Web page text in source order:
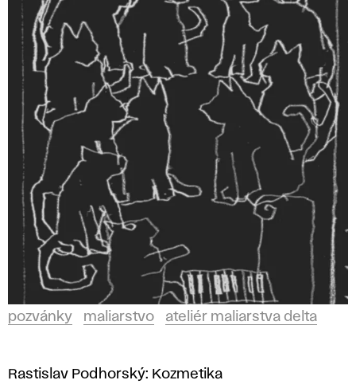
pozvánky maliarstvo ateliér maliarstva delta
Rastislav Podhorský: Kozmetika